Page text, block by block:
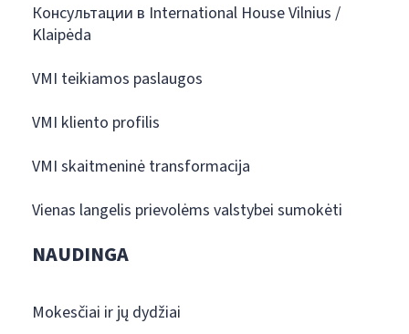
Консультации в International House Vilnius /
Klaipėda
VMI teikiamos paslaugos
VMI kliento profilis
VMI skaitmeninė transformacija
Vienas langelis prievolėms valstybei sumokėti
NAUDINGA
Mokesčiai ir jų dydžiai